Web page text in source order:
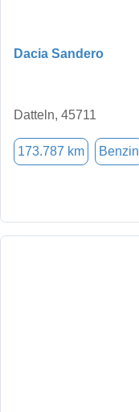
Dacia Sandero
Datteln, 45711
173.787 km Benzin